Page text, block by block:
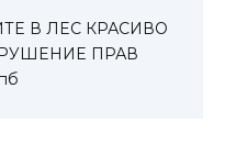
В ЛЕС КРАСИВО
ПРАВ